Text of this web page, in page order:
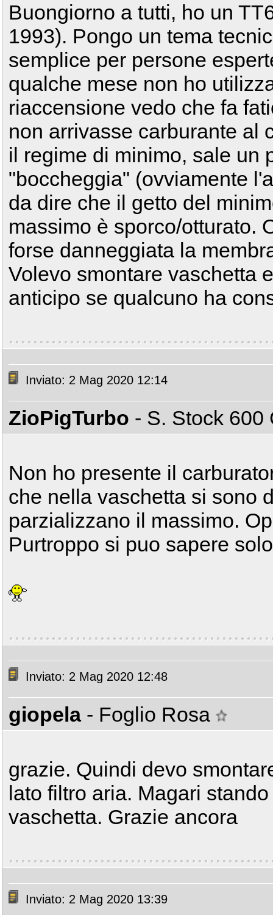
Buongiorno a tutti, ho un
1993). Pongo un tema
semplice per persone
qualche mese non ho
riaccensione vedo che fa
non arrivasse carburante al
il regime di minimo, sale un
"boccheggia" (ovviamente
da dire che il getto del
massimo è sporco/otturato.
forse danneggiata la
Volevo smontare vaschetta
anticipo se qualcuno ha
Inviato: 2 Mag 2020 12:14
ZioPigTurbo - S. Stock
Non ho presente il
che nella vaschetta si sono
parzializzano il massimo.
Purtroppo si puo sapere
Inviato: 2 Mag 2020 12:48
giopela - Foglio Rosa
grazie. Quindi devo
lato filtro aria. Magari
vaschetta. Grazie ancora
Inviato: 2 Mag 2020 13:39